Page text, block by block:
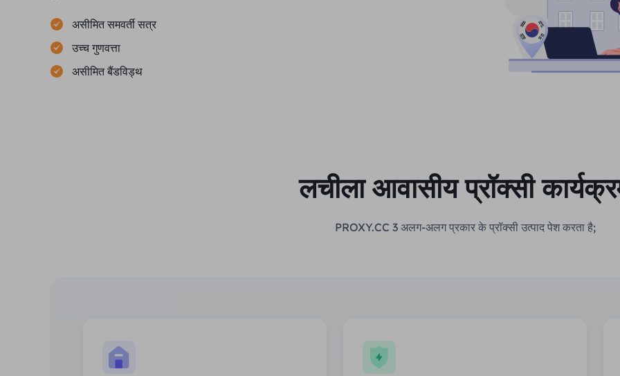
असीमित समवर्ती सत्र
उच्च गुणवत्ता
असीमित बैंडविड्थ
लचीला आवासीय प्रॉक्सी
PROXY.CC 3 अलग-अलग प्रकार के प्रॉक्सी उत्पाद पेश करता है;